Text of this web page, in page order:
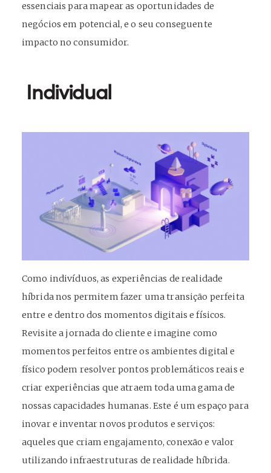
essenciais para mapear as oportunidades de
negócios em potencial, e o seu conseguente
impacto no consumidor.
Individual
Como indivíduos, as experiências de realidade
híbrida nos permitem fazer uma transição perfeita
entre e dentro dos momentos digitais e físicos.
Revisite a jornada do cliente e imagine como
momentos perfeitos entre os ambientes digital e
físico podem resolver pontos problemáticos reais e
criar experiências que atraem toda uma gama de
nossas capacidades humanas. Este é um espaço para
inovar e inventar novos produtos e serviços:
aqueles que criam engajamento, conexão e valor
utilizando infraestruturas de realidade híbrida.